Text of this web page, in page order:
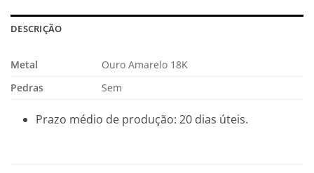
DESCRIÇÃO
Metal
Ouro Amarelo 18K
Pedras
Sem
Prazo médio de produção: 20 dias úteis.